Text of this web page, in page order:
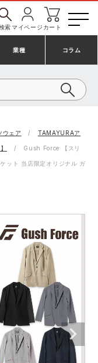
索マイページ カート
ース（CONVERSE）
株式会社
ク
ク
業種 コラム
ウェア TAMAYURAア
Gush Force 【スリ
ット 当店限定オリジナル ガ